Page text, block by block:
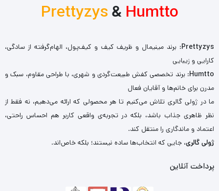
Prettyzys& Humtto
Prettyzys: برند مینیمال و ظریف کیف و کیف‌پول، الهام‌گرفته از سادگی،
کارایی و زیبایی
Humtto: برند تخصصی کفش طبیعت‌گردی و شهری، با طراحی مقاوم، سبک و
مدرن برای خانم‌ها و آقایان فعال
ما در ژولی گالری تلاش می‌کنیم تا هر محصولی که ارائه می‌دهیم، نه فقط از
نظر ظاهری جذاب باشد، بلکه در تجربه‌ی واقعی کاربر هم احساس راحتی،
اعتماد و ماندگاری را منتقل کند.
ژولی گالری، جایی که انتخاب‌ها ساده نیستند؛ بلکه خاص‌اند.
پرداخت آنلاین